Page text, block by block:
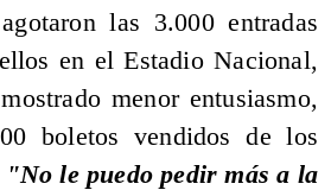
las 3.000 entradas
en el Estadio Nacional,
menor entusiasmo,
boletos vendidos de los
"No le puedo pedir más a la